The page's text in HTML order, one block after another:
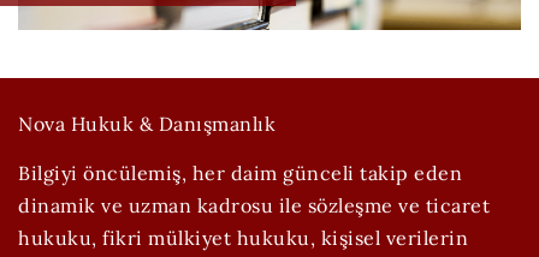
Nova Hukuk & Danışmanlık
Bilgiyi öncülemiş, her daim günceli takip eden
dinamik ve uzman kadrosu ile sözleşme ve ticaret
hukuku, fikri mülkiyet hukuku, kişisel verilerin